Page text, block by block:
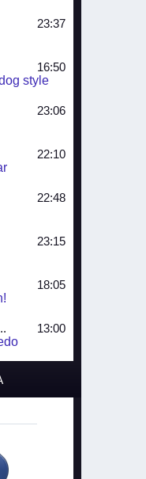
23:37
16:50
style
23:06
22:10
22:48
23:15
18:05
13:00